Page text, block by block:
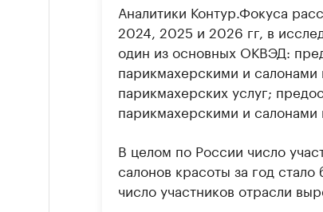
Аналитики Контур.Фокуса
2024, 2025 и 2026 гг, в
один из основных ОКВЭД:
парикмахерскими и
парикмахерских услуг;
парикмахерскими и салонами
В целом по России число
салонов красоты за год
число участников отрасли